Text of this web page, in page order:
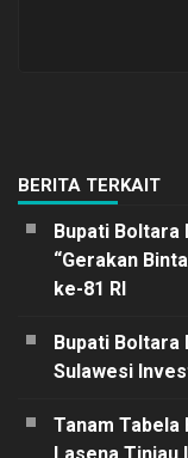
BERITA TERKAIT
Bupati Boltara
“Gerakan
ke-81 RI
Bupati Boltara
Sulawesi
Tanam Tabela
Lasena Tinjau